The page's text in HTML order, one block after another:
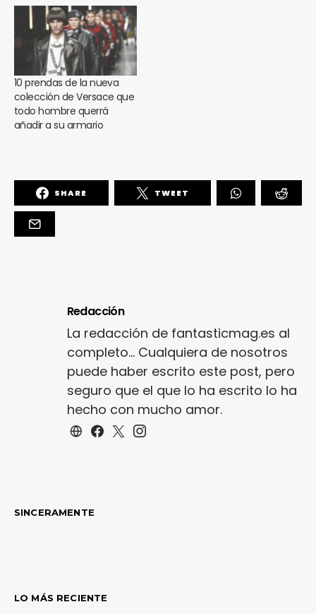
10 prendas de la nueva
colección de Versace que
todo hombre querrá
añadir a su armario
SHARE TWEET
Redacción
La redacción de fantasticmag.es al
completo... Cualquiera de nosotros
puede haber escrito este post, pero
seguro que el que lo ha escrito lo ha
hecho con mucho amor.
SINCERAMENTE
LO MÁS RECIENTE